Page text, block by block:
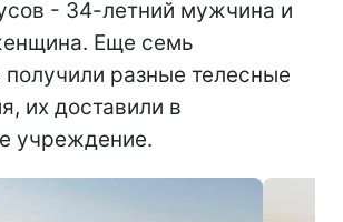
- 34-летний мужчина и
Еще семь
разные телесные
их доставили в
учреждение.